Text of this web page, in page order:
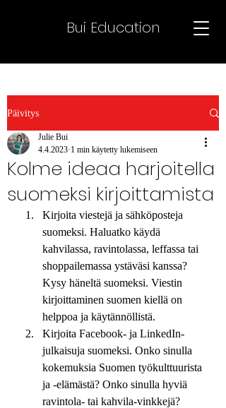
Bui Education
Päivitys
Kolme ideaa harjoitella
suomeksi kirjoittamista
Julie Bui
4.4.2023 1 min käytetty lukemiseen
Kirjoita viestejä ja sähköposteja
suomeksi. Haluatko käydä
kahvilassa, ravintolassa, leffassa tai
shoppailemassa ystäväsi kanssa?
Kysy häneltä suomeksi. Viestin
kirjoittaminen suomen kiellä on
helppoa ja käytännöllistä.
Kirjoita Facebook- ja LinkedIn-
julkaisuja suomeksi. Onko sinulla
kokemuksia Suomen työkulttuurista
ja -elämästä? Onko sinulla hyviä
ravintola- tai kahvila-vinkkejä?